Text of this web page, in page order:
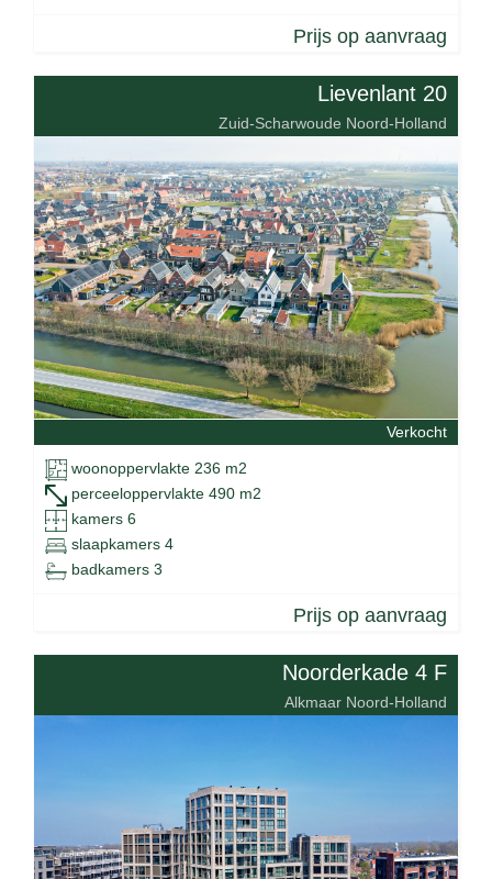
Prijs op aanvraag
Lievenlant 20
Zuid-Scharwoude Noord-Holland
Verkocht
woonoppervlakte 236 m2
perceeloppervlakte 490 m2
kamers 6
slaapkamers 4
badkamers 3
Prijs op aanvraag
Noorderkade 4 F
Alkmaar Noord-Holland